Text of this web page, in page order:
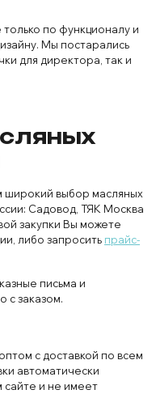
по функционалу и
Мы постарались
для директора, так и
выбор масляных
Садовод, ТЯК Москва
закупки Вы можете
либо запросить прайс-
письма и
с заказом.
с доставкой по всем
автоматически
сайте и не имеет